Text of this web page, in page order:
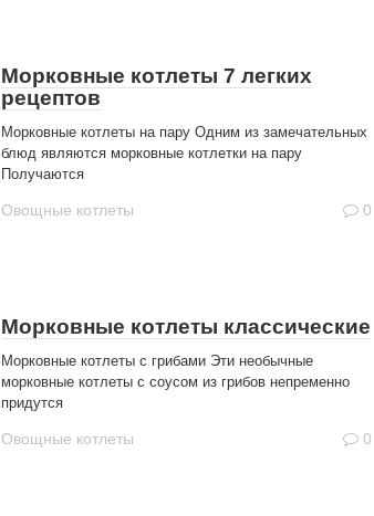
Морковные котлеты 7 легких
рецептов
Морковные котлеты на пару Одним из замечательных
блюд являются морковные котлетки на пару
Получаются
Овощные котлеты 0
Морковные котлеты классические
Морковные котлеты с грибами Эти необычные
морковные котлеты с соусом из грибов непременно
придутся
Овощные котлеты 0